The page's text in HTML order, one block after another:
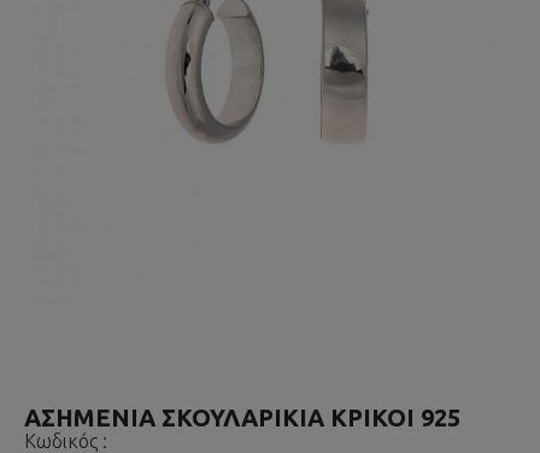
ΑΣΗΜΕΝΙΑ ΣΚΟΥΛΑΡΙΚΙΑ ΚΡΙΚΟΙ 925
Κωδικός :